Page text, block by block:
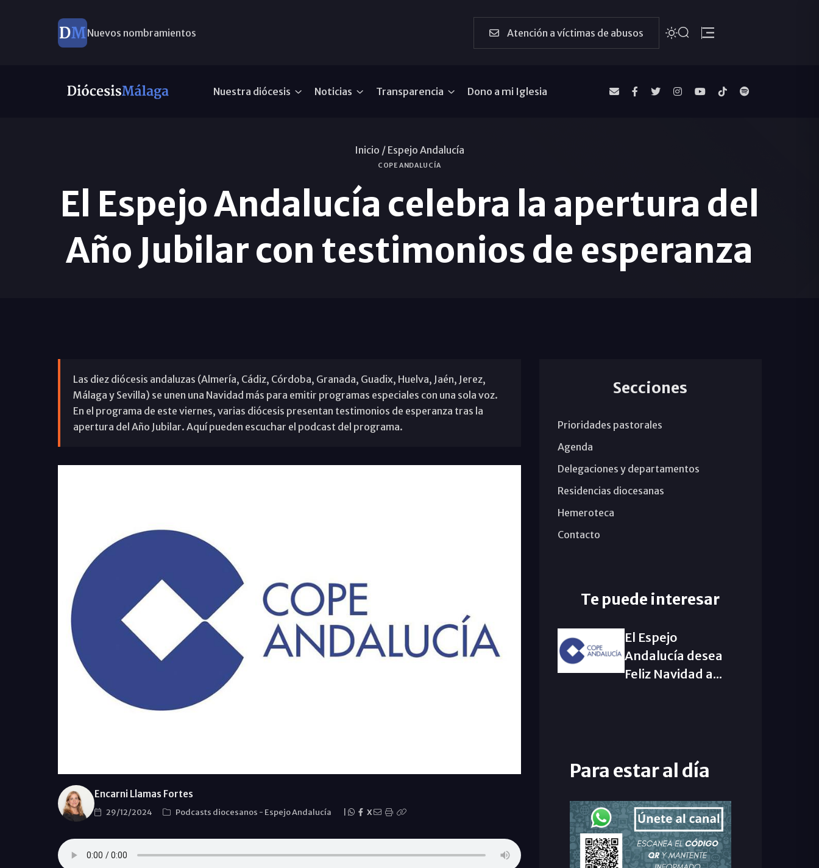
Nuevos nombramientos Atención a víctimas de abusos
Nuestra diócesis Noticias Transparencia Dono a mi Iglesia
Inicio / Espejo Andalucía
COPE ANDALUCÍA
El Espejo Andalucía celebra la apertura del
Año Jubilar con testimonios de esperanza
Las diez diócesis andaluzas (Almería, Cádiz, Córdoba, Granada, Guadix, Huelva, Jaén, Jerez,
Málaga y Sevilla) se unen una Navidad más para emitir programas especiales con una sola voz.
En el programa de este viernes, varias diócesis presentan testimonios de esperanza tras la
apertura del Año Jubilar. Aquí pueden escuchar el podcast del programa.
Encarni Llamas Fortes
29/12/2024 Podcasts diocesanos - Espejo Andalucía X
Secciones
Prioridades pastorales
Agenda
Delegaciones y departamentos
Residencias diocesanas
Hemeroteca
Contacto
Te puede interesar
El Espejo
Andalucía desea
Feliz Navidad a...
Para estar al día